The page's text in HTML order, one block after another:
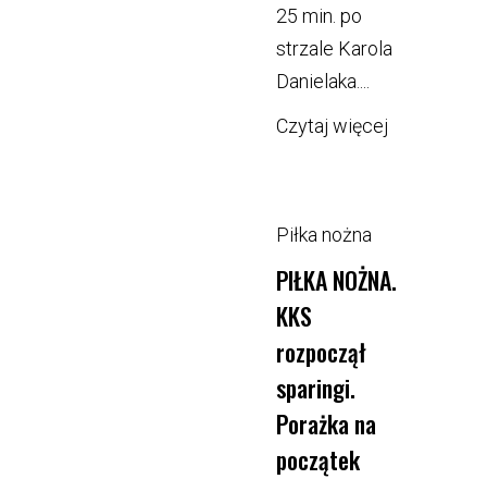
25 min. po
strzale Karola
Danielaka....
Czytaj więcej
Piłka nożna
PIŁKA NOŻNA.
KKS
rozpoczął
sparingi.
Porażka na
początek